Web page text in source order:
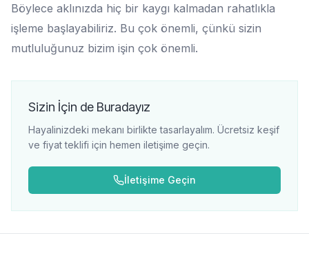
Böylece aklınızda hiç bir kaygı kalmadan rahatlıkla
işleme başlayabiliriz. Bu çok önemli, çünkü sizin
mutluluğunuz bizim işin çok önemli.
Sizin İçin de Buradayız
Hayalinizdeki mekanı birlikte tasarlayalım. Ücretsiz keşif
ve fiyat teklifi için hemen iletişime geçin.
İletişime Geçin